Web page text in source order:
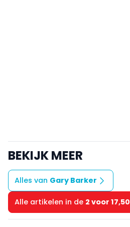
BEKIJK MEER
Alles van Gary Barker
Alle artikelen in de 2 voor 17,50